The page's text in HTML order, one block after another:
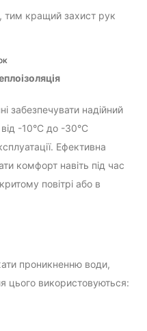
тим кращий захист рук
забезпечувати надійний
-10°C до -30°C
Ефективна
комфорт навіть під час
повітрі або в
проникненню води,
цього використовуються: